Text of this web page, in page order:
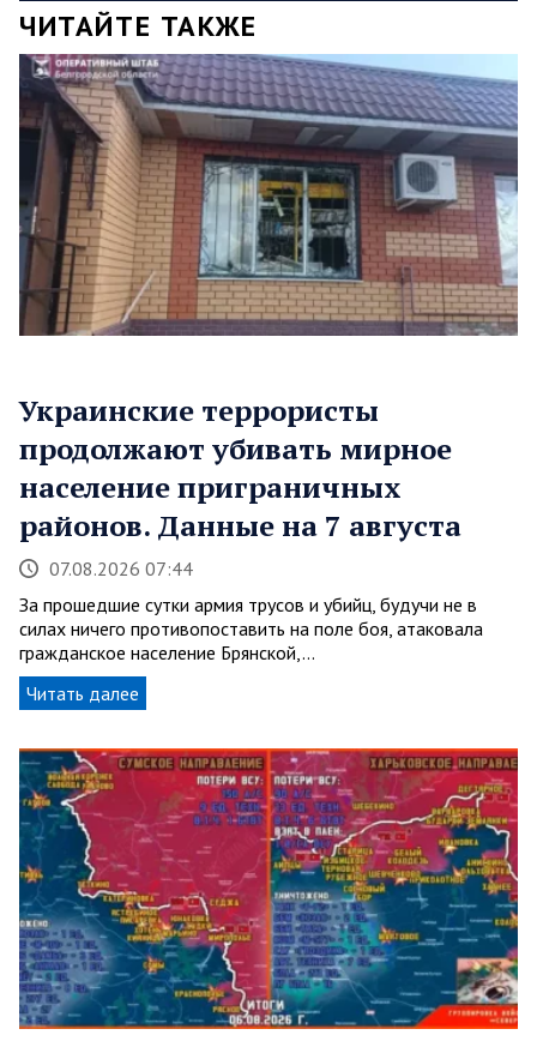
ЧИТАЙТЕ ТАКЖЕ
Украинские террористы
продолжают убивать мирное
население приграничных
районов. Данные на 7 августа
07.08.2026 07:44
За прошедшие сутки армия трусов и убийц, будучи не в
силах ничего противопоставить на поле боя, атаковала
гражданское население Брянской,…
Читать далее